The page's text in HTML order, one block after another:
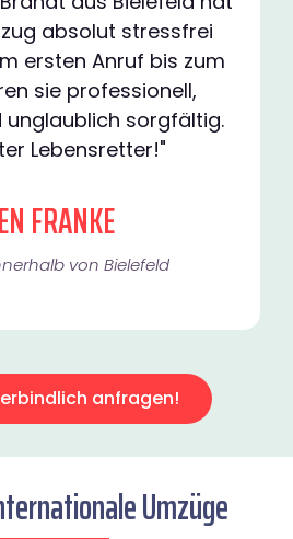
absolut stressfrei
ersten Anruf bis zum
sie professionell,
unglaublich sorgfältig.
Lebensretter!"
FRANKE
von Bielefeld​
anfragen!
Umzüge